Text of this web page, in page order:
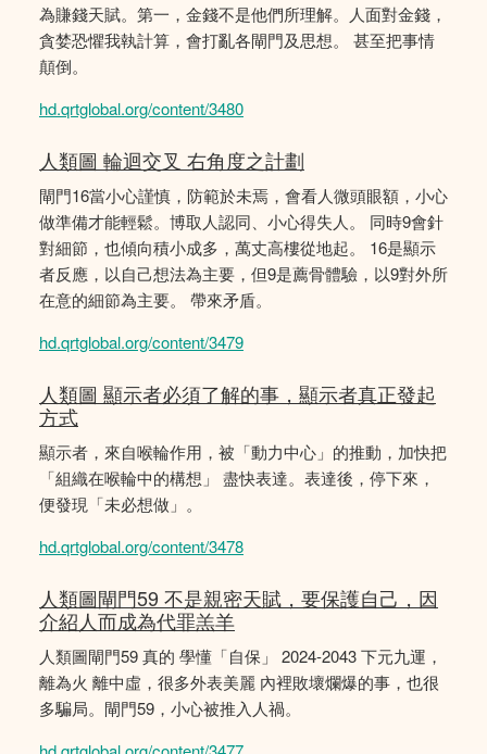
為賺錢天賦。第一，金錢不是他們所理解。人面對金錢，
貪婪恐懼我執計算，會打亂各閘門及思想。 甚至把事情
顛倒。
hd.qrtglobal.org/content/3480
人類圖 輪迴交叉 右角度之計劃
閘門16當小心謹慎，防範於未焉，會看人微頭眼額，小心
做準備才能輕鬆。博取人認同、小心得失人。 同時9會針
對細節，也傾向積小成多，萬丈高樓從地起。 16是顯示
者反應，以自己想法為主要，但9是薦骨體驗，以9對外所
在意的細節為主要。 帶來矛盾。
hd.qrtglobal.org/content/3479
人類圖 顯示者必須了解的事，顯示者真正發起
方式
顯示者，來自喉輪作用，被「動力中心」的推動，加快把
「組織在喉輪中的構想」 盡快表達。表達後，停下來，
便發現「未必想做」。
hd.qrtglobal.org/content/3478
人類圖閘門59 不是親密天賦，要保護自己，因
介紹人而成為代罪羔羊
人類圖閘門59 真的 學懂「自保」 2024-2043 下元九運，
離為火 離中虛，很多外表美麗 內裡敗壞爛爆的事，也很
多騙局。閘門59，小心被推入人禍。